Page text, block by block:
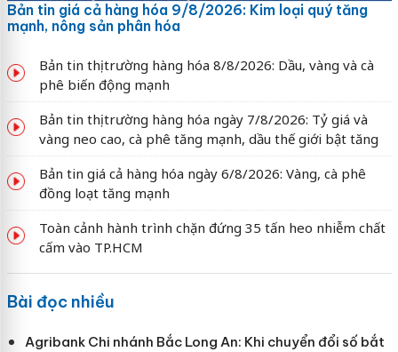
Bản tin giá cả hàng hóa 9/8/2026: Kim loại quý tăng
mạnh, nông sản phân hóa
Bản tin thị trường hàng hóa 8/8/2026: Dầu, vàng và cà
phê biến động mạnh
Bản tin thị trường hàng hóa ngày 7/8/2026: Tỷ giá và
vàng neo cao, cà phê tăng mạnh, dầu thế giới bật tăng
Bản tin giá cả hàng hóa ngày 6/8/2026: Vàng, cà phê
đồng loạt tăng mạnh
Toàn cảnh hành trình chặn đứng 35 tấn heo nhiễm chất
cấm vào TP.HCM
Bài đọc nhiều
Agribank Chi nhánh Bắc Long An: Khi chuyển đổi số bắt